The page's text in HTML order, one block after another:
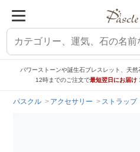
パワーストーンや誕生石ブレスレット、天
12時までのご注文で最短翌日にお届け
パスクル アクセサリー ストラップ